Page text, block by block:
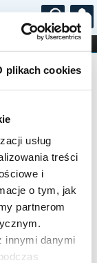
plikach cookies
usług
treści
i
o tym, jak
partnerom
innymi danymi
...
UP
kasie.